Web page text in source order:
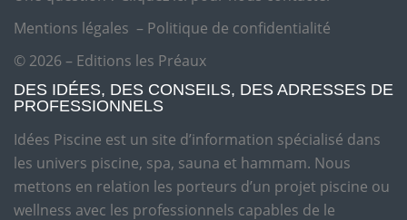
Mentions légales – Politique de confidentialité
© 2026 – Editions les Préaux
DES IDÉES, DES CONSEILS, DES ADRESSES DE
PROFESSIONNELS
Idées Piscine est un site d’information spécialisé dans
les univers piscine, spa, sauna et hammam. Nous
mettons en relation les porteurs d’un projet piscine ou
wellness avec les professionnels capables de le